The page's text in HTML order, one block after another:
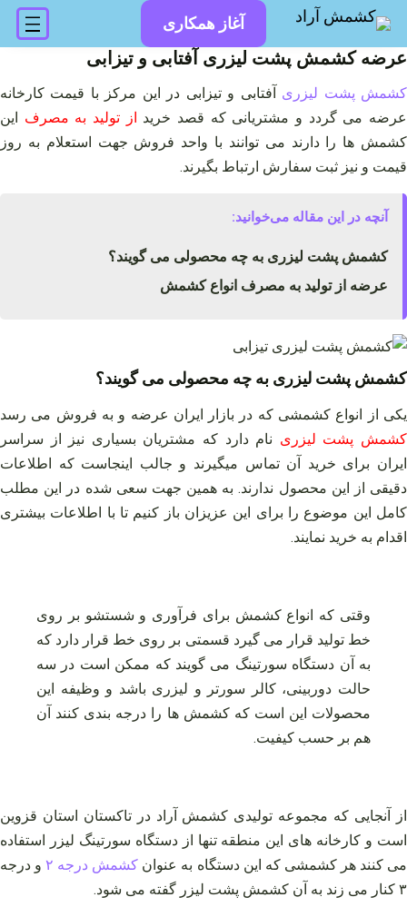
محتوا
آغاز همکاری
عرضه کشمش پشت لیزری آفتابی و تیزابی
کشمش پشت لیزری آفتابی و تیزابی در این مرکز با قیمت کارخانه
عرضه می گردد و مشتریانی که قصد خرید از تولید به مصرف این
کشمش ها را دارند می توانند با واحد فروش جهت استعلام به روز
قیمت و نیز ثبت سفارش ارتباط بگیرند.
آنچه در این مقاله می‌خوانید:
کشمش پشت لیزری به چه محصولی می گویند؟
عرضه از تولید به مصرف انواع کشمش
کشمش پشت لیزری به چه محصولی می گویند؟
یکی از انواع کشمشی که در بازار ایران عرضه و به فروش می رسد
کشمش پشت لیزری نام دارد که مشتریان بسیاری نیز از سراسر
ایران برای خرید آن تماس میگیرند و جالب اینجاست که اطلاعات
دقیقی از این محصول ندارند. به همین جهت سعی شده در این مطلب
کامل این موضوع را برای این عزیزان باز کنیم تا با اطلاعات بیشتری
اقدام به خرید نمایند.
وقتی که انواع کشمش برای فرآوری و شستشو بر روی
خط تولید قرار می گیرد قسمتی بر روی خط قرار دارد که
به آن دستگاه سورتینگ می گویند که ممکن است در سه
حالت دوربینی، کالر سورتر و لیزری باشد و وظیفه این
محصولات این است که کشمش ها را درجه بندی کنند آن
هم بر حسب کیفیت.
از آنجایی که مجموعه تولیدی کشمش آراد در تاکستان استان قزوین
است و کارخانه های این منطقه تنها از دستگاه سورتینگ لیزر استفاده
می کنند هر کشمشی که این دستگاه به عنوان کشمش درجه ۲
و درجه
۳ کنار می زند به آن کشمش پشت لیزر گفته می شود.